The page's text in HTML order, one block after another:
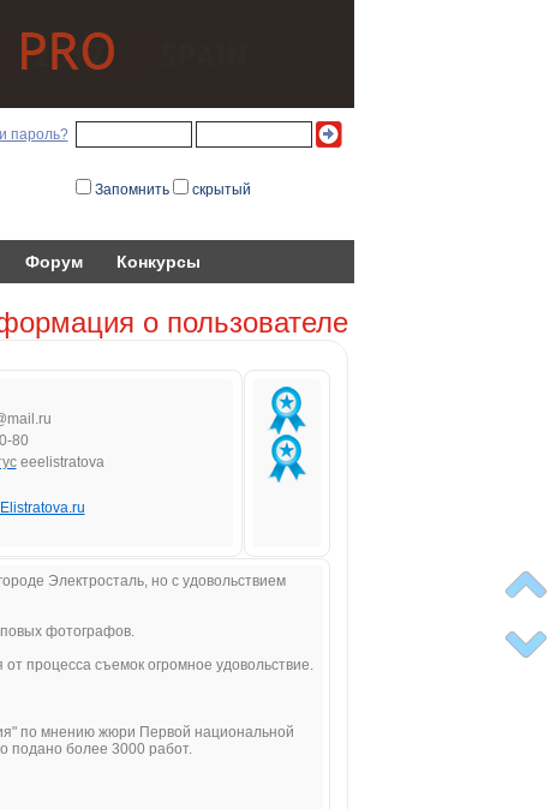
пароль?
Запомнить скрытый
Форум Конкурсы
о пользователе
mai .ru
80
eeelistratova
Электросталь, но с удовольствием
фотографов.
процесса съемок огромное удовольствие.
по мнению жюри Первой национальной
подано более 3000 работ.